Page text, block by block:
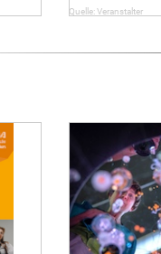
Quelle: Veranstalter